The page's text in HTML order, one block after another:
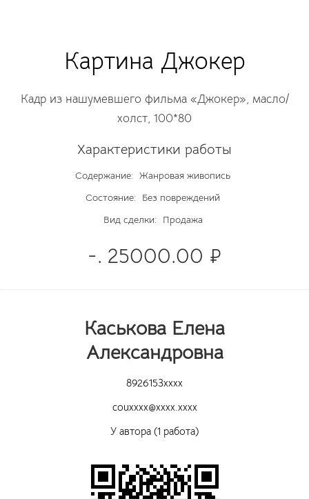
Картина Джокер
Кадр из нашумевшего фильма «Джокер», масло/
холст, 100*80
Характеристики работы
Содержание: Жанровая живопись
Состояние:
Без повреждений
Вид сделки:
Продажа
-. 25000.00 ₽
Каськова Елена
Александровна
8926153xxxx
couxxxx@xxxx.xxxx
У автора (1 работа)